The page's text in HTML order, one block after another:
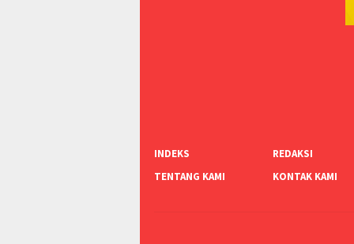
INDEKS REDAKSI
TENTANG KAMI
KONTAK KAMI